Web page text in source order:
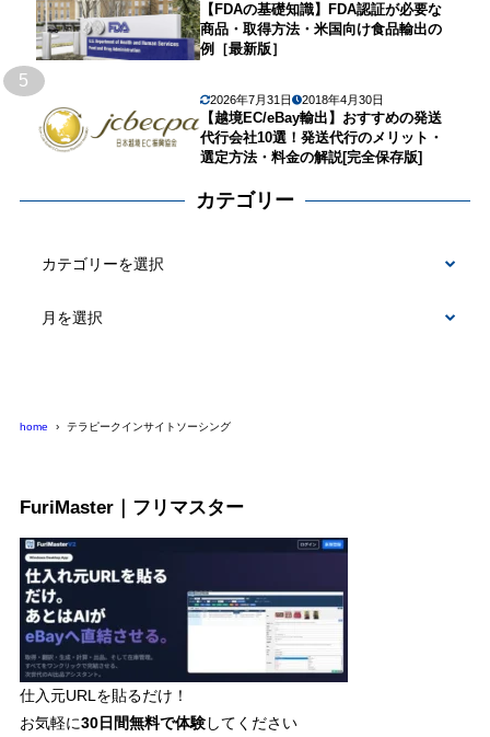
【FDAの基礎知識】FDA認証が必要な
商品・取得方法・米国向け食品輸出の
例［最新版］
5
2026年7月31日 2018年4月30日
【越境EC/eBay輸出】おすすめの発送
代行会社10選！発送代行のメリット・
選定方法・料金の解説[完全保存版]
カテゴリー
home テラピークインサイトソーシング
FuriMaster｜フリマスター
仕入元URLを貼るだけ！
お気軽に30日間無料で体験してください